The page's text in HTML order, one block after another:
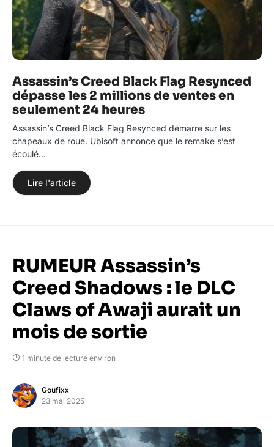
Assassin’s Creed Black Flag Resynced
dépasse les 2 millions de ventes en
seulement 24 heures
Assassin’s Creed Black Flag Resynced démarre sur les
chapeaux de roue. Ubisoft annonce que le remake s’est
écoulé…
Lire l'article
RUMEUR Assassin’s
Creed Shadows : le DLC
Claws of Awaji aurait un
mois de sortie
1 minute de lecture environ
Goufixx
23 mai 2025